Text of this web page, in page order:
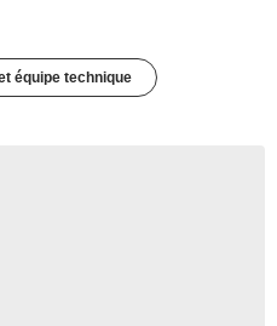
équipe technique